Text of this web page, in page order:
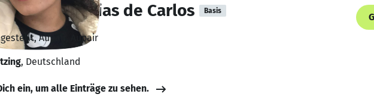
Matias de Carlos Basis
Aupair, Aupair
, Deutschland
ein, um alle Einträge zu sehen.